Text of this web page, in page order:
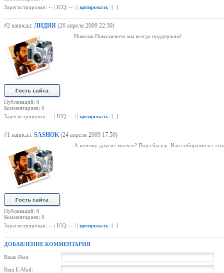
Зарегистрирован: -- | ICQ: -- | | цитировать | |
#2 написал: ЛИДИЯ (26 апреля 2009 22:30)
Публикаций: 0
Комментариев: 0
Николая Николаевича мы всегда поддержим!
Зарегистрирован: -- | ICQ: -- | | цитировать | |
#1 написал: SASHOK (24 апреля 2009 17:50)
Публикаций: 0
Комментариев: 0
А почему другие молчат? Пора бы уж. Или собираются с
Зарегистрирован: -- | ICQ: -- | | цитировать | |
ДОБАВЛЕНИЕ КОММЕНТАРИЯ
Ваше Имя:
Ваш E-Mail: